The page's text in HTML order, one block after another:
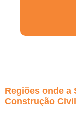
Regiões onde a
Construção